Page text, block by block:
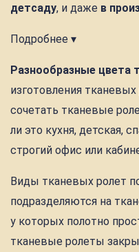
детсаду, и даже в
Подробнее ▾
Разнообразные цвета
изготовления
сочетать тканевые
ли это кухня, детская,
строгий офис или
Виды тканевых ролет
подразделяются на
у которых полотно
тканевые ролеты